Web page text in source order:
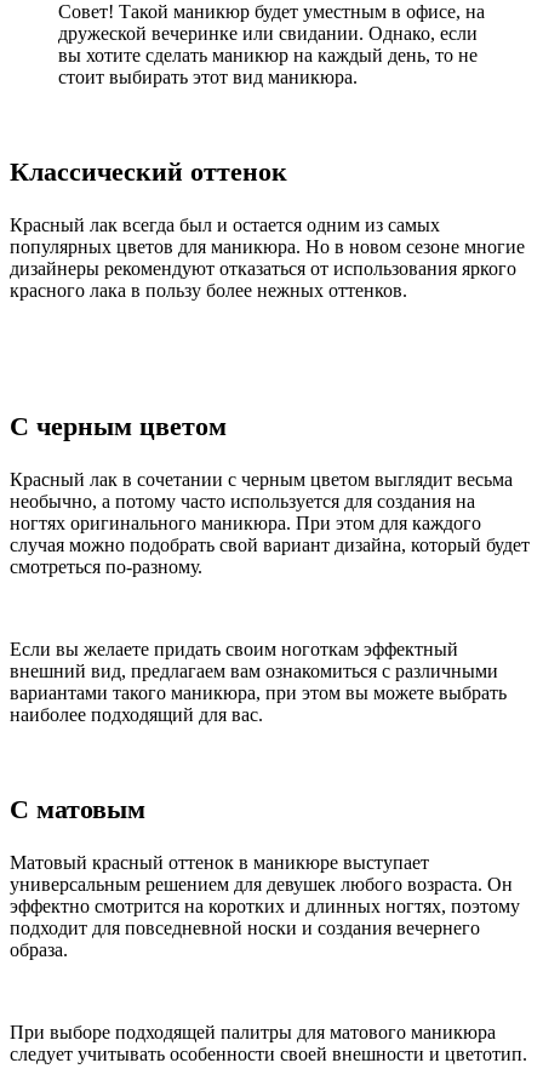
Совет! Такой маникюр будет уместным в офисе, на
дружеской вечеринке или свидании. Однако, если
вы хотите сделать маникюр на каждый день, то не
стоит выбирать этот вид маникюра.
Классический оттенок
Красный лак всегда был и остается одним из самых
популярных цветов для маникюра. Но в новом сезоне многие
дизайнеры рекомендуют отказаться от использования яркого
красного лака в пользу более нежных оттенков.
С черным цветом
Красный лак в сочетании с черным цветом выглядит весьма
необычно, а потому часто используется для создания на
ногтях оригинального маникюра. При этом для каждого
случая можно подобрать свой вариант дизайна, который будет
смотреться по-разному.
Если вы желаете придать своим ноготкам эффектный
внешний вид, предлагаем вам ознакомиться с различными
вариантами такого маникюра, при этом вы можете выбрать
наиболее подходящий для вас.
С матовым
Матовый красный оттенок в маникюре выступает
универсальным решением для девушек любого возраста. Он
эффектно смотрится на коротких и длинных ногтях, поэтому
подходит для повседневной носки и создания вечернего
образа.
При выборе подходящей палитры для матового маникюра
следует учитывать особенности своей внешности и цветотип.